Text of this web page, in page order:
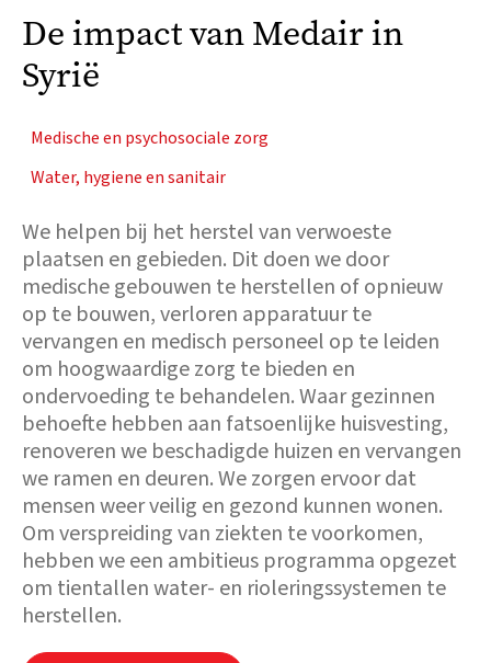
De impact van Medair in
Syrië
Medische en psychosociale zorg
Water, hygiene en sanitair
We helpen bij het herstel van verwoeste
plaatsen en gebieden. Dit doen we door
medische gebouwen te herstellen of opnieuw
op te bouwen, verloren apparatuur te
vervangen en medisch personeel op te leiden
om hoogwaardige zorg te bieden en
ondervoeding te behandelen. Waar gezinnen
behoefte hebben aan fatsoenlijke huisvesting,
renoveren we beschadigde huizen en vervangen
we ramen en deuren. We zorgen ervoor dat
mensen weer veilig en gezond kunnen wonen.
Om verspreiding van ziekten te voorkomen,
hebben we een ambitieus programma opgezet
om tientallen water- en rioleringssystemen te
herstellen.